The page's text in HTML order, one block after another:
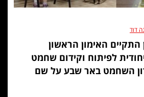
דוד
התקיים האימון הראשון
לפיתוח וקידום שחמט
השחמט באר שבע על שם